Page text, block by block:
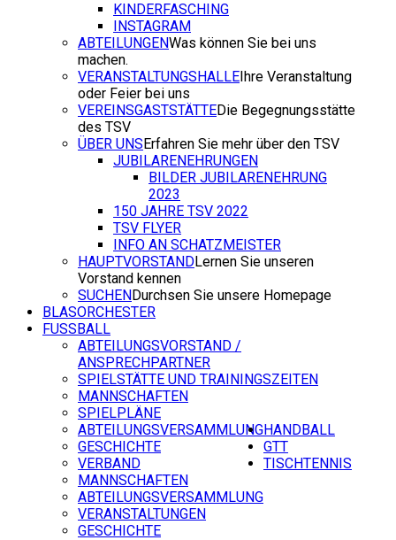
KINDERFASCHING
INSTAGRAM
ABTEILUNGENWas können Sie bei uns
machen.
VERANSTALTUNGSHALLE Ihre Veranstaltung
oder Feier bei uns
VEREINSGASTSTÄTTEDie Begegnungsstätte
des TSV
ÜBER UNS Erfahren Sie mehr über den TSV
JUBILARENEHRUNGEN
BILDER JUBILARENEHRUNG
2023
150 JAHRE TSV 2022
TSV FLYER
INFO AN SCHATZMEISTER
HAUPTVORSTANDLernen Sie unseren
Vorstand kennen
SUCHEN Durchsen Sie unsere Homepage
BLASORCHESTER
FUSSBALL
ABTEILUNGSVORSTAND /
ANSPRECHPARTNER
SPIELSTÄTTE UND TRAININGSZEITEN
MANNSCHAFTEN
SPIELPLÄNE
ABTEILUNGSVERSAMMLUNG
GESCHICHTE
VERBAND
HANDBALL
MANNSCHAFTEN
ABTEILUNGSVERSAMMLUNG
VERANSTALTUNGEN
GESCHICHTE
GTT
TISCHTENNIS